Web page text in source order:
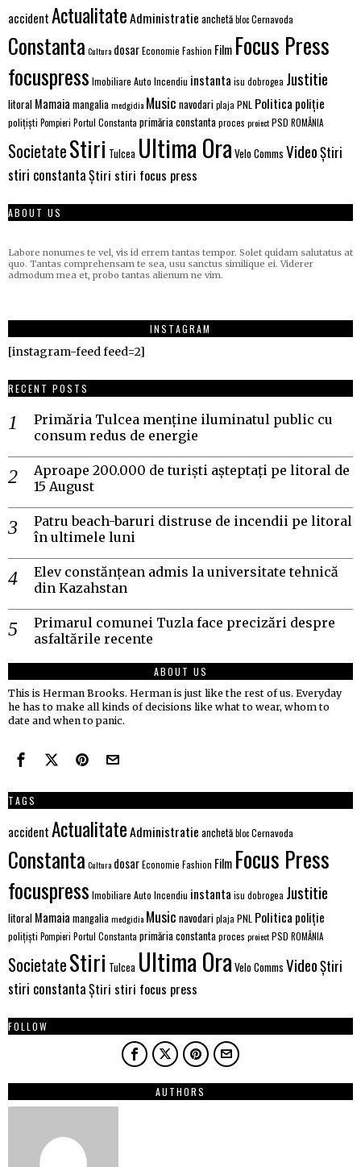
accidentActualitateAdministratie anchetăblocCernavoda
Constanta Cultura dosarEconomie Fashion Film Focus Press
focuspress Imobiliare Auto Incendiu instanta isu dobrogea Justitie
litoral Mamaia mangaliamedgidia Music navodariplaja PNL Politica poliție
polițiști Pompieri Portul Constanta primăria constantaproces proiectPSD ROMÂNIA
SocietateStiri Tulcea Ultima Ora Velo Comms VideoȘtiri
stiri constantaȘtiri stiri focus press
ABOUT US
Labore nonumes te vel, vis id errem tantas tempor. Solet quidam salutatus at
quo. Tantas comprehensam te sea, usu sanctus similique ei. Viderer
admodum mea et, probo tantas alienum ne vim.
INSTAGRAM
[instagram-feed feed=2]
RECENT POSTS
Primăria Tulcea menține iluminatul public cu
consum redus de energie
Aproape 200.000 de turiști așteptați pe litoral de
15 August
Patru beach-baruri distruse de incendii pe litoral
în ultimele luni
Elev constănțean admis la universitate tehnică
din Kazahstan
Primarul comunei Tuzla face precizări despre
asfaltările recente
ABOUT US
This is Herman Brooks. Herman is just like the rest of us. Everyday
he has to make all kinds of decisions like what to wear, whom to
date and when to panic.
TAGS
accidentActualitateAdministratie anchetăblocCernavoda
Constanta Cultura dosarEconomie Fashion Film Focus Press
focuspress Imobiliare Auto Incendiu instanta isu dobrogea Justitie
litoral Mamaia mangaliamedgidia Music navodariplaja PNL Politica poliție
polițiști Pompieri Portul Constanta primăria constantaproces proiectPSD ROMÂNIA
SocietateStiri Tulcea Ultima Ora Velo Comms VideoȘtiri
stiri constantaȘtiri stiri focus press
FOLLOW
AUTHORS